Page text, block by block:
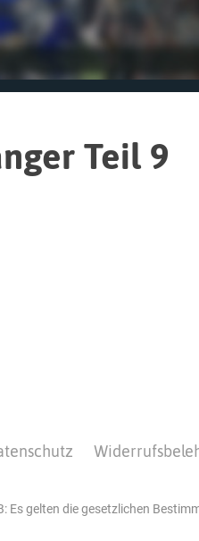
Teil 9
Es gelten die gesetzlichen